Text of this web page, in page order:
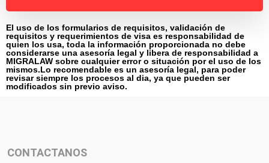
El uso de los formularios de requisitos, validación de
requisitos y requerimientos de visa es responsabilidad de
quien los usa, toda la información proporcionada no debe
considerarse una asesoría legal y libera de responsabilidad a
MIGRALAW sobre cualquier error o situación por el uso de los
mismos.Lo recomendable es un asesoría legal, para poder
revisar siempre los procesos al dia, ya que pueden ser
modificados sin previo aviso.
CONTACTANOS